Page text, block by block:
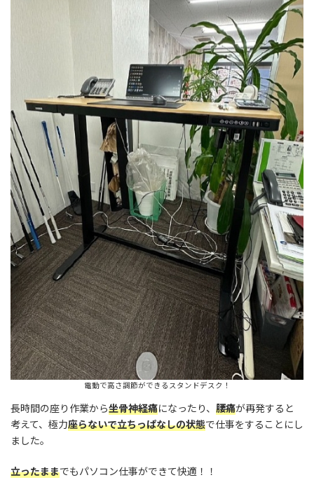
電動で高さ調節ができるスタンドデスク！
長時間の座り作業から坐骨神経痛になったり、 腰痛が再発すると
考えて、極力座らないで立ちっぱなしの状態で仕事をすることにし
ました。
立ったままでもパソコン仕事ができて快適！！